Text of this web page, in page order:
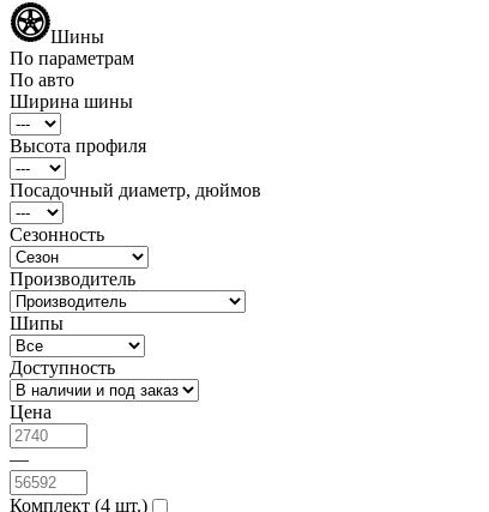
Шины
По параметрам
По авто
Ширина шины
Высота профиля
Посадочный диаметр, дюймов
Сезонность
Производитель
Шипы
Доступность
Цена
—
Комплект (4 шт.)